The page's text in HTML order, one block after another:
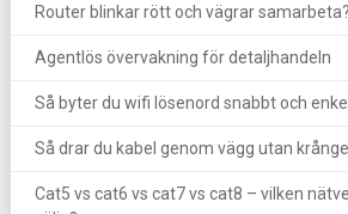
Router blinkar rött och vägrar samarbeta?
Agentlös övervakning för detaljhandeln
Så byter du wifi lösenord snabbt och
Så drar du kabel genom vägg utan krångel
Cat5 vs cat6 vs cat7 vs cat8 – vilken